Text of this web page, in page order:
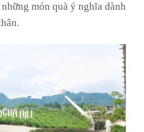
món quà ý nghĩa dành